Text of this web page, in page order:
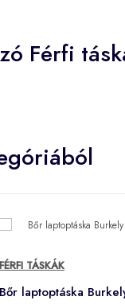
Férfi
FÉRFI TÁSKÁK
Bőr laptoptáska